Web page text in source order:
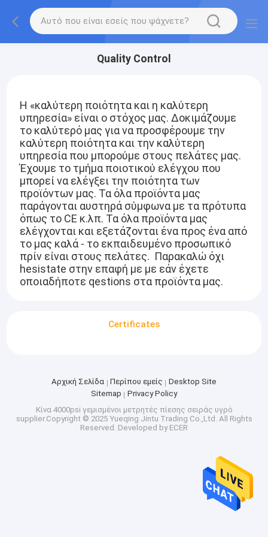
Quality Control
Η «καλύτερη ποιότητα και η καλύτερη
υπηρεσία» είναι ο στόχος μας. Δοκιμάζουμε
το καλύτερό μας για να προσφέρουμε την
καλύτερη ποιότητα και την καλύτερη
υπηρεσία που μπορούμε στους πελάτες μας.
Έχουμε το τμήμα ποιοτικού ελέγχου που
μπορεί να ελέγξει την ποιότητα των
προϊόντων μας. Τα όλα προϊόντα μας
παράγονται αυστηρά σύμφωνα με τα πρότυπα
όπως το CE κ.λπ. Τα όλα προϊόντα μας
ελέγχονται και εξετάζονται ένα προς ένα από
το μας καλά - το εκπαιδευμένο προσωπικό
πρίν είναι στους πελάτες. Παρακαλώ όχι
hesistate στην επαφή με με εάν έχετε
οποιαδήποτε qestions στα προϊόντα μας.
Certificates
Αρχική Σελίδα Περίπου εμείς
Desktop Site
Sitemap
Privacy Policy
Κίνα 4000psi γεμισμένοι μετρητές πίεσης σειράς υγρό
supplier.Copyright © 2025 Yueqing Jintu Trading Co.,Ltd. All Rights
Reserved. Developed by ECER